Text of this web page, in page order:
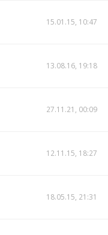
15.01.15, 10:47
13.08.16, 19:18
27.11.21, 00:09
12.11.15, 18:27
18.05.15, 21:31